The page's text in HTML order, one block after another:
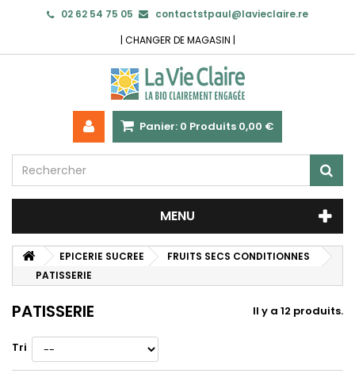
02 62 54 75 05
contactstpaul@lavieclaire.re
| CHANGER DE MAGASIN |
Panier: 0 Produits 0,00 €
MENU
EPICERIE SUCREE
FRUITS SECS CONDITIONNES
PATISSERIE
PATISSERIE Il y a 12 produits.
Tri